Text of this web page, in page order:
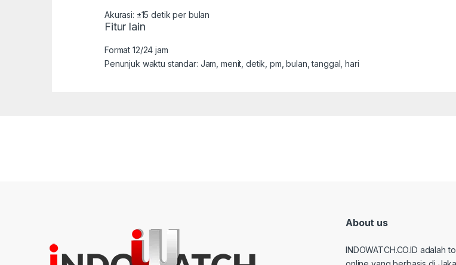
Akurasi: ±15 detik per bulan
Fitur lain
Format 12/24 jam
Penunjuk waktu standar: Jam, menit, detik, pm, bulan, tanggal, hari
About us
INDOWATCH.CO.ID adalah